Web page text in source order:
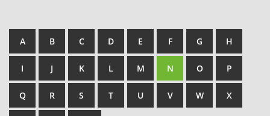
A B C D E F G H
I J K L M N O P
Q R S T U V W X